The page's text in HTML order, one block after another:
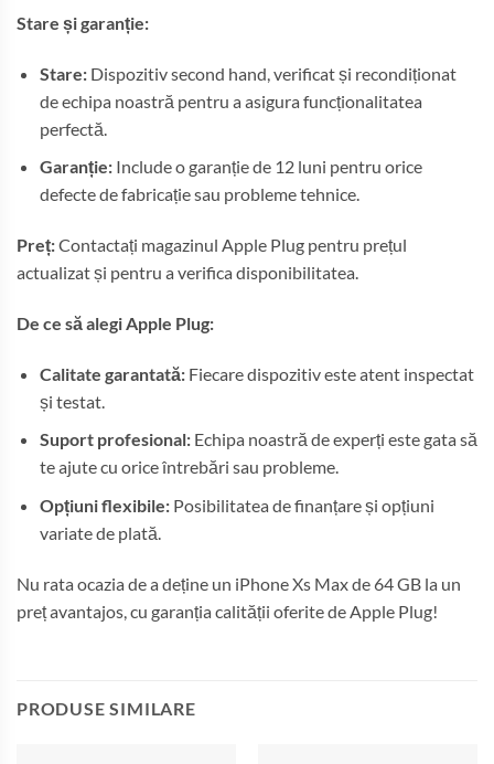
Stare și garanție:
Stare:Dispozitiv second hand, verificat și recondiționat
de echipa noastră pentru a asigura funcționalitatea
perfectă.
Garanție:Include o garanție de 12 luni pentru orice
defecte de fabricație sau probleme tehnice.
Preț:Contactați magazinul Apple Plug pentru prețul
actualizat și pentru a verifica disponibilitatea.
De ce să alegi Apple Plug:
Calitate garantată:Fiecare dispozitiv este atent inspectat
și testat.
Suport profesional:Echipa noastră de experți este gata să
te ajute cu orice întrebări sau probleme.
Opțiuni flexibile:Posibilitatea de finanțare și opțiuni
variate de plată.
Nu rata ocazia de a deține un iPhone Xs Max de 64 GB la un
preț avantajos, cu garanția calității oferite de Apple Plug!
PRODUSE SIMILARE